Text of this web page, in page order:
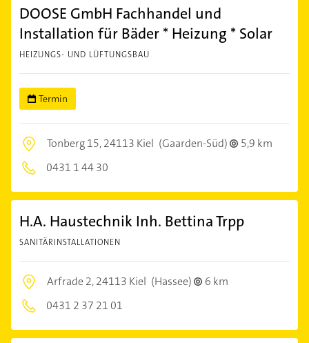
DOOSE GmbH Fachhandel und
Installation für Bäder * Heizung * Solar
HEIZUNGS- UND LÜFTUNGSBAU
Termin
Tonberg 15,24113 Kiel (Gaarden-Süd)
5,9 km
0431 1 44 30
H.A. Haustechnik Inh. Bettina Trpp
SANITÄRINSTALLATIONEN
Arfrade 2,24113 Kiel (Hassee)
6 km
0431 2 37 21 01